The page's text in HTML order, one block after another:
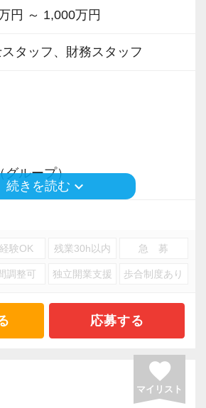
円 ～ 1,000万円
タッフ、財務スタッフ
グループ）
続きを読む keyboard_arrow_down
験OK 残業30h以内 急 募
調整可 独立開業支援 歩合制度あり
応募する
favorite
マイリスト